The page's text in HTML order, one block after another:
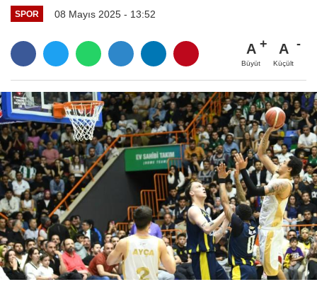
SPOR 08 Mayıs 2025 - 13:52
A
Büyüt
A
Küçült